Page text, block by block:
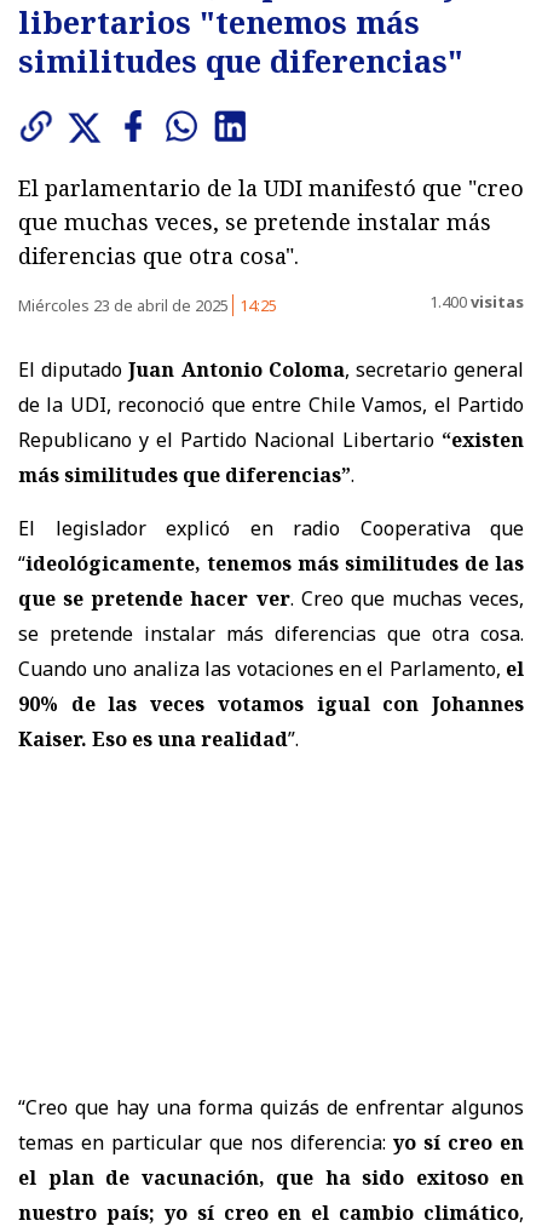
libertarios "tenemos más
similitudes que diferencias"
El parlamentario de la UDI manifestó que "creo
que muchas veces, se pretende instalar más
diferencias que otra cosa".
Miércoles 23 de abril de 2025 14:25 1.400visitas
El diputadoJuan Antonio Coloma, secretario general
de la UDI, reconoció que entre Chile Vamos, el Partido
Republicano y el Partido Nacional Libertario “existen
más similitudes que diferencias”.
El legislador explicó en radio Cooperativa que
“ideológicamente, tenemos más similitudes de las
que se pretende hacer ver. Creo que muchas veces,
se pretende instalar más diferencias que otra cosa.
Cuando uno analiza las votaciones en el Parlamento, el
90% de las veces votamos igual con Johannes
Kaiser. Eso es una realidad”.
“Creo que hay una forma quizás de enfrentar algunos
temas en particular que nos diferencia: yo sí creo en
el plan de vacunación, que ha sido exitoso en
nuestro país; yo sí creo en el cambio climático,